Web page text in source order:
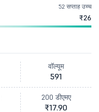
52 सप्ताह उच्च
₹26
वॉल्यूम
591
200 डीएमए
₹17.90